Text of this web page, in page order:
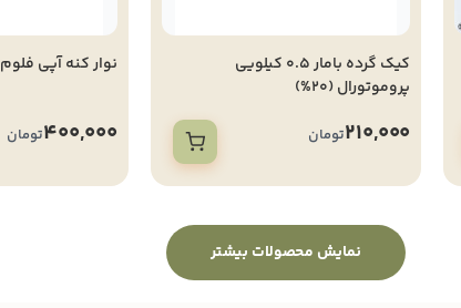
کیک گرده بامار 0.5 کیلویی
پروموتورال (20%)
210,000تومان
نوار کنه آپی فلوم
400,000تومان
نمایش محصولات بیشتر